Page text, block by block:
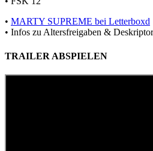
• MARTY SUPREME bei Letterboxd
• Infos zu Altersfreigaben &
TRAILER ABSPIELEN